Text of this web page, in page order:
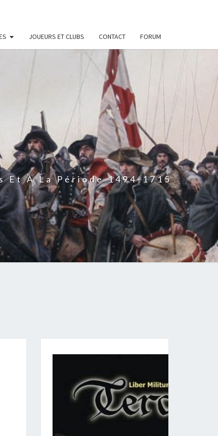
JOUEURS ET CLUBS CONTACT FORUM
Et À La Période 1494-1715